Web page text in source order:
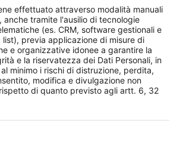
effettuato attraverso modalità manuali
anche tramite l'ausilio di tecnologie
(es. CRM, software gestionali e
list), previa applicazione di misure di
e organizzative idonee a garantire la
e la riservatezza dei Dati Personali, in
minimo i rischi di distruzione, perdita,
modifica e divulgazione non
di quanto previsto agli artt. 6, 32